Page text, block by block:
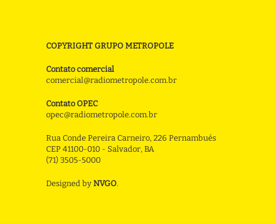
COPYRIGHT GRUPO METROPOLE
Contato comercial
comercial@radiometropole.com.br
Contato OPEC
opec@radiometropole.com.br
Rua Conde Pereira Carneiro, 226 Pernambués
CEP 41100-010 - Salvador, BA
(71) 3505-5000
Designed by NVGO.